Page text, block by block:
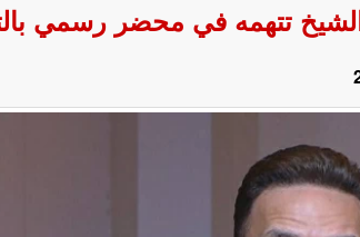
تتهمه في محضر رسمي